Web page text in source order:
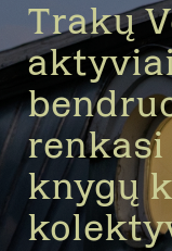
Trakų
renkasi
knygų